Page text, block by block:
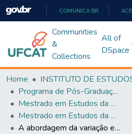
PARA
O
COMUNICA BR
Communities
&
Collections
All of
DSpace
Home
Programa de Pós-Graduação em Estudos da Linguagem (PPGEL)
Mestrado em Estudos da Linguagem - PPGEL
Mestrado em Estudos da Linguagem - PPGEL
A abordagem da variação e mudança linguísticas no ensino médio: dos documentos oficiais às perspectivas de professores